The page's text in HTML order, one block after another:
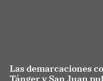
Las demarcaciones